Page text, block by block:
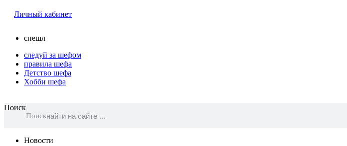
Личный кабинет
спешл
следуй за шефом
правила шефа
Детство шефа
Хобби шефа
Поиск
Поиск
Новости